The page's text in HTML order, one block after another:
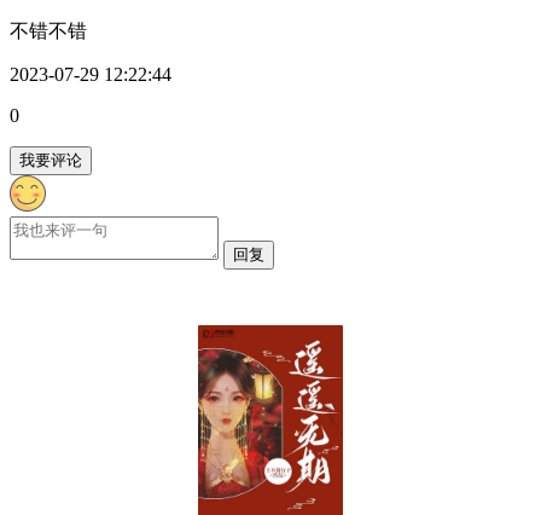
不错不错
2023-07-29 12:22:44
0
我要评论
回复